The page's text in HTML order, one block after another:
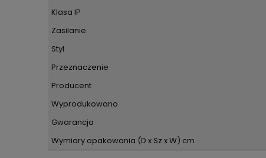
Klasa IP
Zasilanie
Styl
Przeznaczenie
Producent
Wyprodukowano
Gwarancja
Wymiary opakowania (D x Sz x W) cm